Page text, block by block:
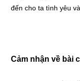
đến cho ta tình yêu
Cảm nhận về bài